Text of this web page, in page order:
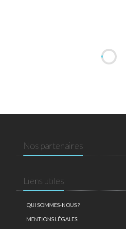
Nos partenaires
Liens utiles
QUI SOMMES-NOUS ?
MENTIONS LÉGALES